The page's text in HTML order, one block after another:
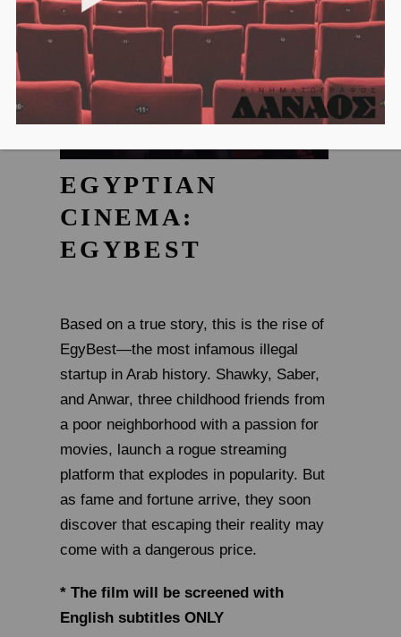
EGYPTIAN
CINEMA:
EGYBEST
Based on a true story, this is the rise of
EgyBest—the most infamous illegal
startup in Arab history. Shawky, Saber,
and Anwar, three childhood friends from
a poor neighborhood with a passion for
movies, launch a rogue streaming
platform that explodes in popularity. But
as fame and fortune arrive, they soon
discover that escaping their reality may
come with a dangerous price.
* The film will be screened with
English subtitles ONLY